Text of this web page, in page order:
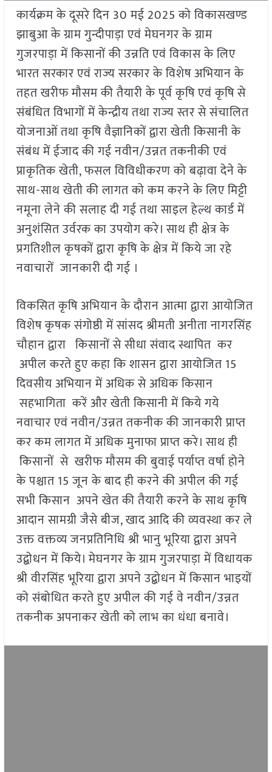
कार्यक्रम के दूसरे दिन 30 मई 2025 को विकासखण्ड
झाबुआ के ग्राम गुन्दीपाड़ा एवं मेघनगर के ग्राम
गुजरपाड़ा में किसानों की उन्नति एवं विकास के लिए
भारत सरकार एवं राज्य सरकार के विशेष अभियान के
तहत खरीफ मौसम की तैयारी के पूर्व कृषि एवं कृषि से
संबंधित विभागों में केन्द्रीय तथा राज्य स्तर से संचालित
योजनाओं तथा कृषि वैज्ञानिकों द्वारा खेती किसानी के
संबंध में ईजाद की गई नवीन/उन्नत तकनीकी एवं
प्राकृतिक खेती, फसल विविधीकरण को बढ़ावा देने के
साथ-साथ खेती की लागत को कम करने के लिए मिट्टी
नमूना लेने की सलाह दी गई तथा साइल हेल्थ कार्ड में
अनुशंसित उर्वरक का उपयोग करे। साथ ही क्षेत्र के
प्रगतिशील कृषकों द्वारा कृषि के क्षेत्र में किये जा रहे
नवाचारों जानकारी दी गई ।
विकसित कृषि अभियान के दौरान आत्मा द्वारा आयोजित
विशेष कृषक संगोष्ठी में सांसद श्रीमती अनीता नागरसिंह
चौहान द्वारा किसानों से सीधा संवाद स्थापित कर
अपील करते हुए कहा कि शासन द्वारा आयोजित 15
दिवसीय अभियान में अधिक से अधिक किसान
सहभागिता करें और खेती किसानी में किये गये
नवाचार एवं नवीन/उन्नत तकनीक की जानकारी प्राप्त
कर कम लागत में अधिक मुनाफा प्राप्त करे। साथ ही
किसानों से खरीफ मौसम की बुवाई पर्याप्त वर्षा होने
के पश्चात 15 जून के बाद ही करने की अपील की गई
सभी किसान अपने खेत की तैयारी करने के साथ कृषि
आदान सामग्री जैसे बीज, खाद आदि की व्यवस्था कर ले
उक्त वक्तव्य जनप्रतिनिधि श्री भानु भूरिया द्वारा अपने
उद्बोधन में किये। मेघनगर के ग्राम गुजरपाड़ा में विधायक
श्री वीरसिंह भूरिया द्वारा अपने उद्बोधन में किसान भाइयों
को संबोधित करते हुए अपील की गई वे नवीन/उन्नत
तकनीक अपनाकर खेती को लाभ का धंधा बनावे।